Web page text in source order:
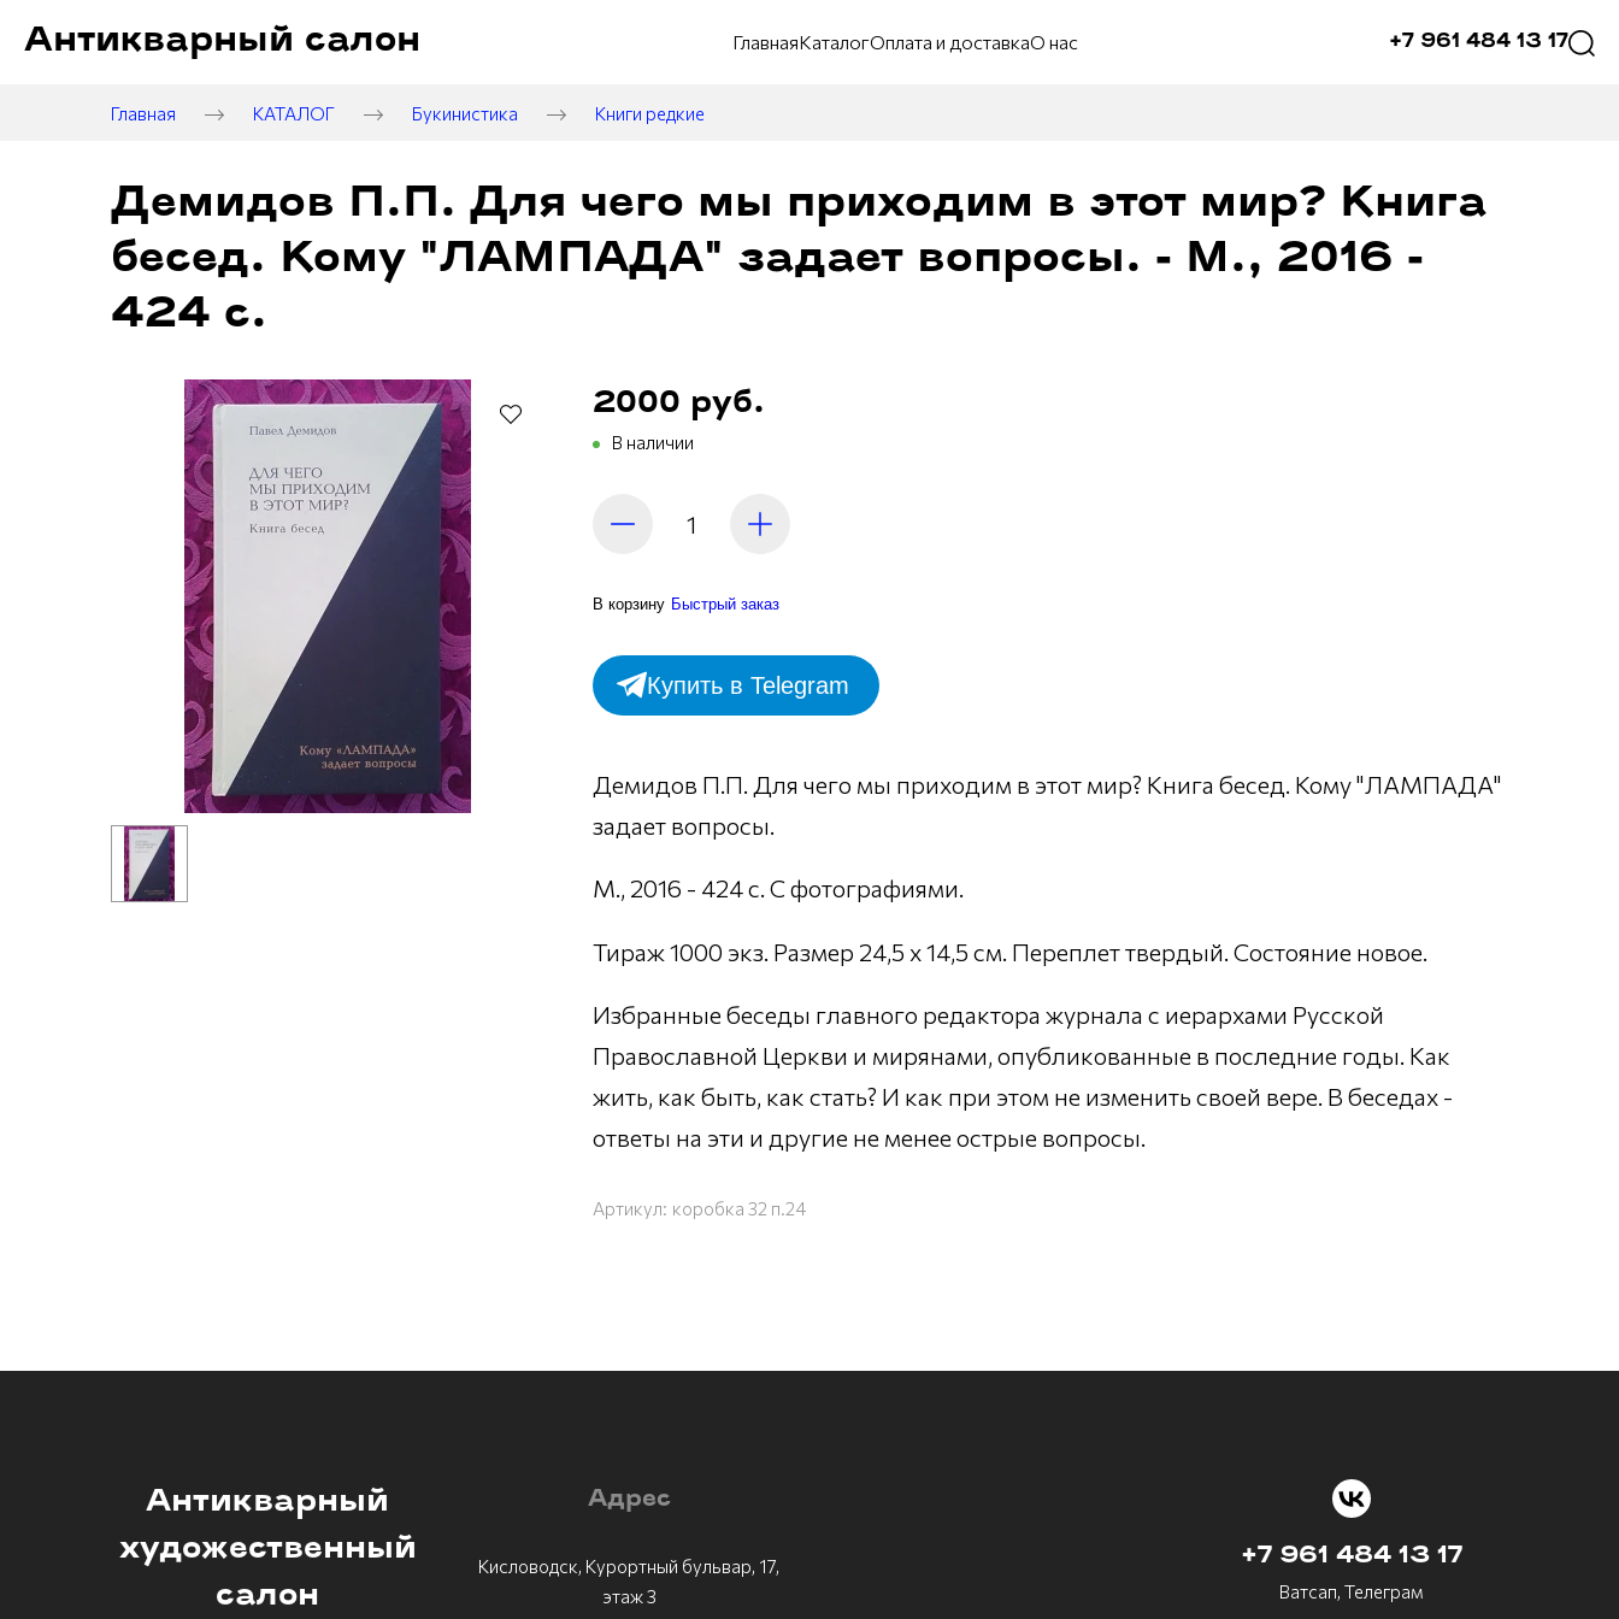
Антикварный салон ГлавнаяКаталогОплата и доставкаО нас +7 961 484 13 17
Главная КАТАЛОГ Букинистика Книги редкие
Демидов П.П. Для чего мы приходим в этот мир? Книга
бесед. Кому "ЛАМПАДА" задает вопросы. - М., 2016 -
424 с.
2000 руб.
В наличии
В корзину Быстрый заказ
Купить в Telegram
Демидов П.П. Для чего мы приходим в этот мир? Книга бесед. Кому "ЛАМПАДА"
задает вопросы.
М., 2016 - 424 с. С фотографиями.
Тираж 1000 экз. Размер 24,5 х 14,5 см. Переплет твердый. Состояние новое.
Избранные беседы главного редактора журнала с иерархами Русской
Православной Церкви и мирянами, опубликованные в последние годы. Как
жить, как быть, как стать? И как при этом не изменить своей вере. В беседах -
ответы на эти и другие не менее острые вопросы.
Артикул: коробка 32 п.24
Антикварный
художественный
салон
Адрес
Кисловодск, Курортный бульвар, 17,
этаж 3
+7 961 484 13 17
Ватсап, Телеграм